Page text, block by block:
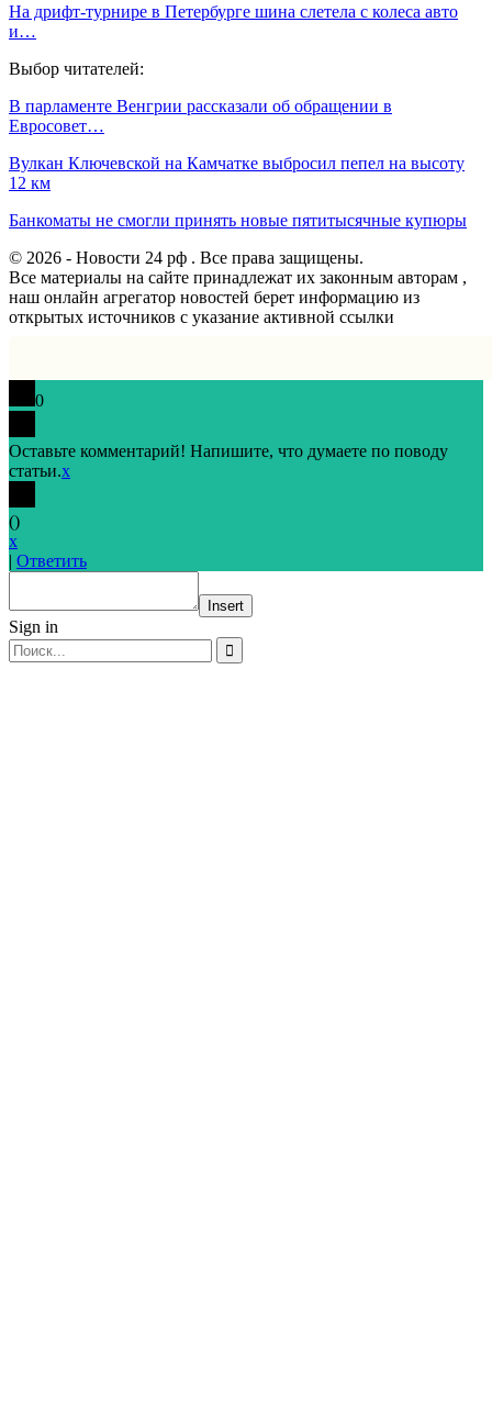
На дрифт-турнире в Петербурге шина слетела с колеса авто
и…
Выбор читателей:
В парламенте Венгрии рассказали об обращении в
Евросовет…
Вулкан Ключевской на Камчатке выбросил пепел на высоту
12 км
Банкоматы не смогли принять новые пятитысячные купюры
© 2026 - Новости 24 рф . Все права защищены.
Все материалы на сайте принадлежат их законным авторам ,
наш онлайн агрегатор новостей берет информацию из
открытых источников с указание активной ссылки
0
Оставьте комментарий! Напишите, что думаете по поводу
статьи.x
()
x
| Ответить
Insert
Sign in